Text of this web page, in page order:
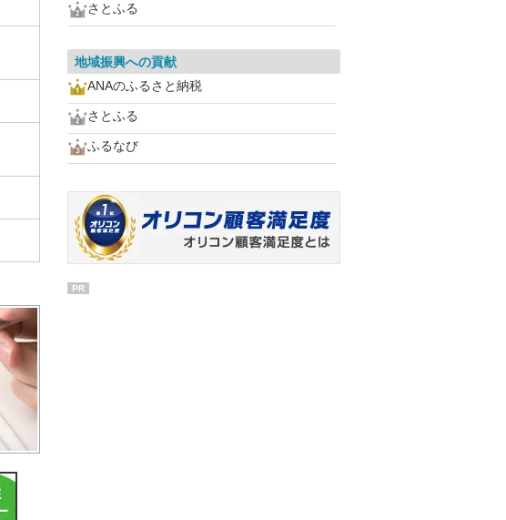
さとふる
地域振興への貢献
ANAのふるさと納税
さとふる
ふるなび
PR